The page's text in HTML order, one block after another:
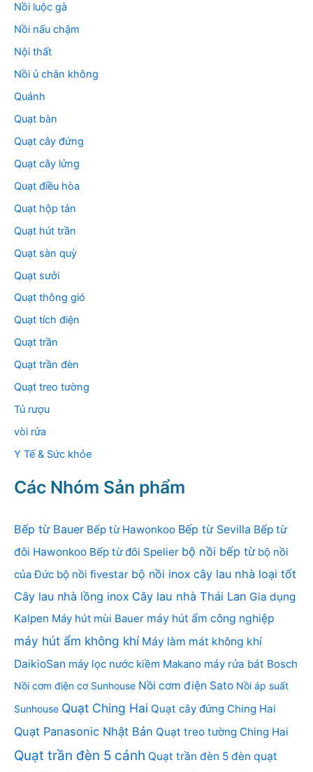
Nồi luộc gà
Nồi nấu chậm
Nội thất
Nồi ủ chân không
Quánh
Quạt bàn
Quạt cây đứng
Quạt cây lửng
Quạt điều hòa
Quạt hộp tản
Quạt hút trần
Quạt sàn quỳ
Quạt sưởi
Quạt thông gió
Quạt tích điện
Quạt trần
Quạt trần đèn
Quạt treo tường
Tủ rượu
vòi rửa
Y Tế & Sức khỏe
Các Nhóm Sản phẩm
Bếp từ Bauer Bếp từ Hawonkoo Bếp từ Sevilla Bếp từ
đôi Hawonkoo Bếp từ đôi Spelier bộ nồi bếp từ bộ nồi
của Đức bộ nồi fivestar bộ nồi inox cây lau nhà loại tốt
Cây lau nhà lồng inox Cây lau nhà Thái Lan Gia dụng
Kalpen Máy hút mùi Bauer máy hút ẩm công nghiệp
máy hút ẩm không khí Máy làm mát không khí
DaikioSan máy lọc nước kiềm Makano máy rửa bát Bosch
Nồi cơm điện cơ Sunhouse Nồi cơm điện Sato Nồi áp suất
Sunhouse Quạt Ching Hai Quạt cây đứng Ching Hai
Quạt Panasonic Nhật Bản Quạt treo tường Ching Hai
Quạt trần đèn 5 cánh Quạt trần đèn 5 đèn quạt